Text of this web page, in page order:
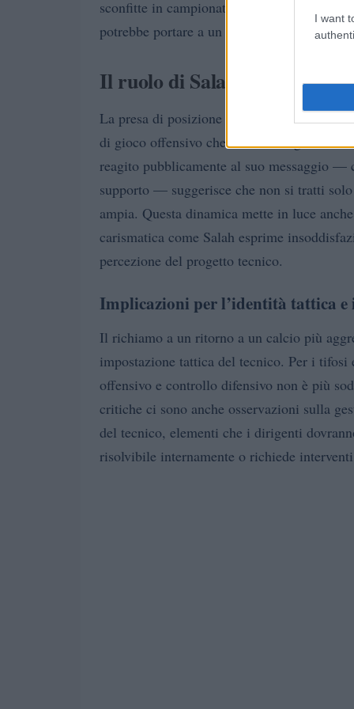
I want
sconfitte in campionato nella stagione in
potrebbe portare a un cambiamento
Il ruolo di Salah e la risposta
La presa di posizione di Mohamed Salahè
di gioco offensivo che aveva dato grandi
reagito pubblicamente al suo messaggio
supporto — suggerisce che non si tratti
ampia. Questa dinamica mette in luce
carismatica come Salah esprime
percezione del progetto tecnico.
Implicazioni per l’identità tattica
Il richiamo a un ritorno a un calcio più
impostazione tattica del tecnico. Per i
offensivo e controllo difensivo non è più
critiche ci sono anche osservazioni sulla
del tecnico, elementi che i dirigenti
risolvibile internamente o richiede